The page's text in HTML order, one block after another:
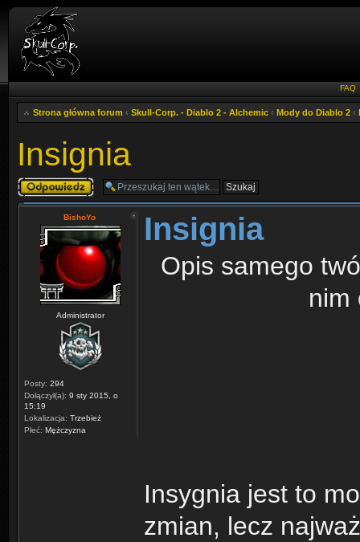
FAQ
Strona główna forum ‹ Skull-Corp. - Diablo 2 - Alchemic ‹ Mody do Diablo 2 ‹
Insignia
Odpowiedz
BishoYo
Administrator
Posty: 294
Dołączył(a): 9 sty 2015, o
15:19
Lokalizacja: Trzebież
Płeć: Mężczyzna
Insignia
Opis samego
nim
Insygnia jest to
zmian, lecz